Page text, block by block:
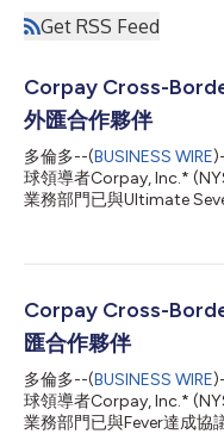
Get RSS Feed
Corpay Cross-
外匯合作夥伴
多倫多--(BUSINESS WIRE
球領導者Corpay, Inc.*
業務部門已與Ultimate
Ultimate Sevens的獨家官
作夥伴，Corpay Cross-
外匯風險管理解決方案，
利用Corpay Cross-Border
能夠一站式管理全球支付
行銷長Brad Loder表示：
為Ultimate Seven...
Corpay Cross-
匯合作夥伴
多倫多--(BUSINESS WIRE
球領導者Corpay, Inc.*
業務部門已與Fever達成協